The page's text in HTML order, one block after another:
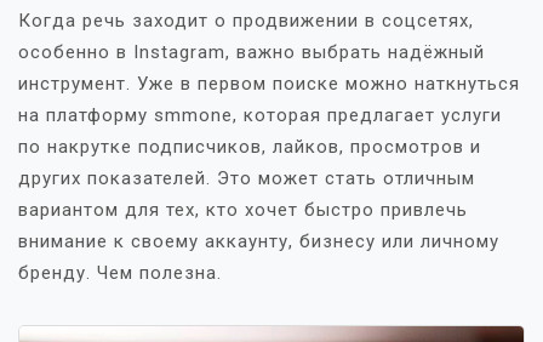
Когда речь заходит о продвижении в соцсетях,
особенно в Instagram, важно выбрать надёжный
инструмент. Уже в первом поиске можно наткнуться
на платформу smmone, которая предлагает услуги
по накрутке подписчиков, лайков, просмотров и
других показателей. Это может стать отличным
вариантом для тех, кто хочет быстро привлечь
внимание к своему аккаунту, бизнесу или личному
бренду. Чем полезна.